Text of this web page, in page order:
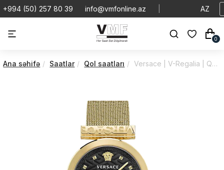
+994 (50) 257 80 39 info@vmfonline.az AZ
0
Ana səhifə Saatlar Qol saatları Versace | V-Regalia | Quartz | VE6J00723